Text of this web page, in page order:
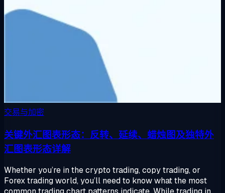
交易与加密
关键外汇图表形态：反转、延续、蜡烛图及独特外
汇图表形态详解
Whether you’re in the crypto trading, copy trading, or
Forex trading world, you’ll need to know what the most